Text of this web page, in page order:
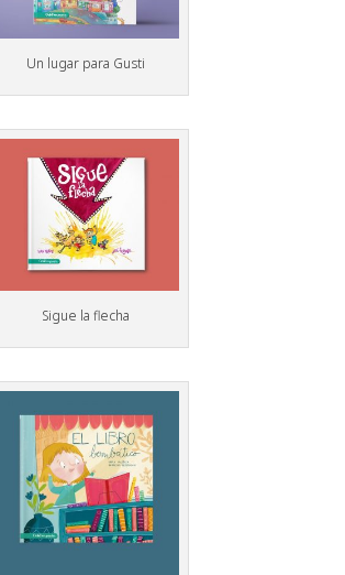
Un lugar para Gusti
Sigue la flecha